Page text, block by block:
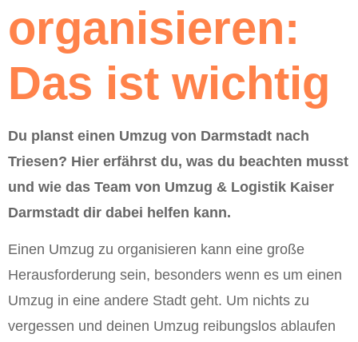
organisieren:
Das ist wichtig
Du planst einen Umzug von Darmstadt nach
Triesen? Hier erfährst du, was du beachten musst
und wie das Team von Umzug & Logistik Kaiser
Darmstadt dir dabei helfen kann.
Einen Umzug zu organisieren kann eine große
Herausforderung sein, besonders wenn es um einen
Umzug in eine andere Stadt geht. Um nichts zu
vergessen und deinen Umzug reibungslos ablaufen